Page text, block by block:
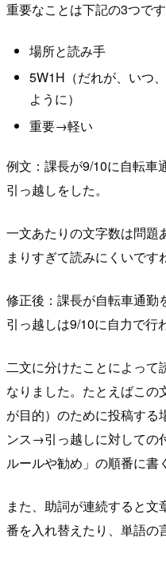
重要なことは下記の3つです
場所と読み手
5W1H（だれが、いつ
ように）
重要→軽い
例文：課長が9/10に自転車
引っ越しをした。
一文あたりの文字数は問題
まりすぎて読みにくいです
修正後：課長が自転車通勤
引っ越しは9/10に自力で行
二文に分けたことによって
なりました。たとえばこの
が目的）のために投稿する
ンス→引っ越しに対しての
ルールや勧め」の順番に書
また、助詞が連続すると
番を入れ替えたり、単語の